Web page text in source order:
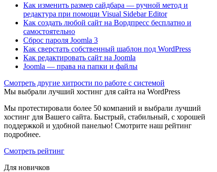
Как изменить размер сайдбара — ручной метод и
редактура при помощи Visual Sidebar Editor
Как создать любой сайт на Вордпресс бесплатно и
самостоятельно
Сброс пароля Joomla 3
Как сверстать собственный шаблон под WordPress
Как редактировать сайт на Joomla
Joomla — права на папки и файлы
Cмотреть другие хитрости по работе с системой
Мы выбрали лучший хостинг для сайта на WordPress
Мы протестировали более 50 компаний и выбрали лучший
хостинг для Вашего сайта. Быстрый, стабильный, с хорошей
поддержкой и удобной панелью! Смотрите наш рейтинг
подробнее.
Смотреть рейтинг
Для новичков